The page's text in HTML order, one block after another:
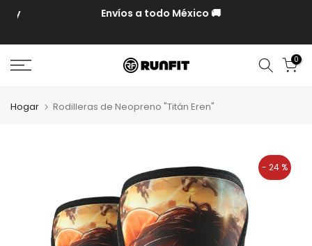
Envíos a todo México 🚚
0
Hogar Rodilleras de Neopreno "Titán Eren"
- 24 %